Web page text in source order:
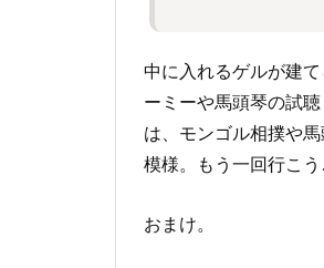
中に入れるゲルが建
ーミーや馬頭琴の試
は、モンゴル相撲や
模様。もう一回行こ
おまけ。